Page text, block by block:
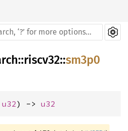
::riscv32::sm3p0
u32) -> u32